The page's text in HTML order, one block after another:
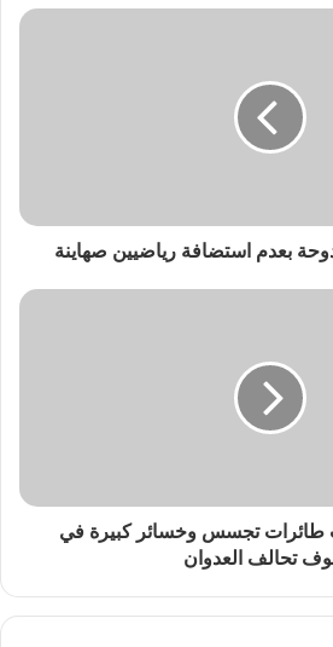
بعدم استضافة رياضيين صهاينة
طائرات تجسس وخسائر كبيرة في
تحالف العدوان